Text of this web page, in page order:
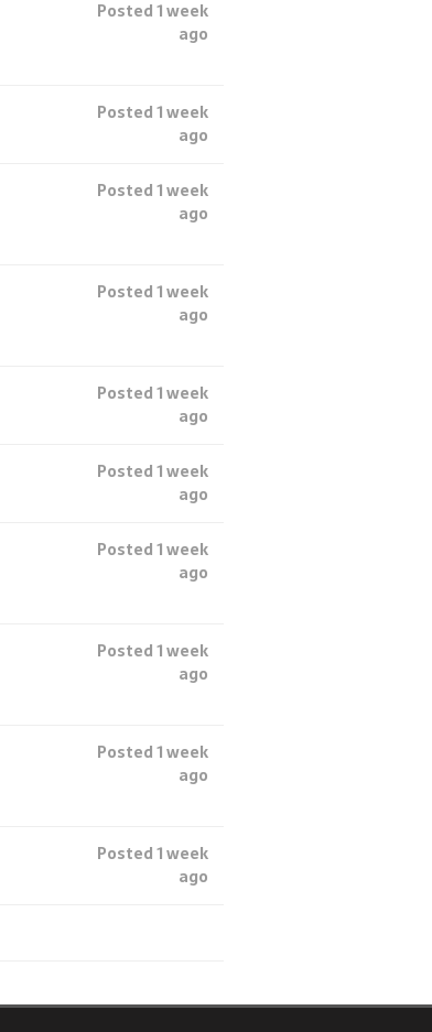
Posted 1 week
ago
Posted 1 week
ago
Posted 1 week
ago
Posted 1 week
ago
Posted 1 week
ago
Posted 1 week
ago
Posted 1 week
ago
Posted 1 week
ago
Posted 1 week
ago
Posted 1 week
ago